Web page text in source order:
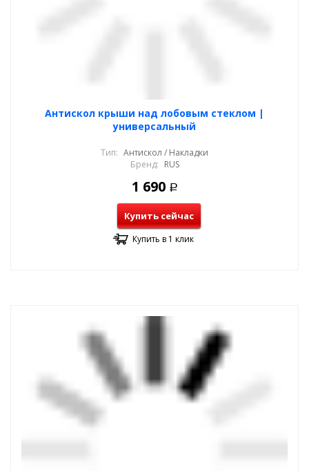
Антискол крыши над лобовым стеклом |
универсальный
Тип: Антискол / Накладки
Бренд: RUS
1 690 Р
Купить сейчас
Купить в 1 клик